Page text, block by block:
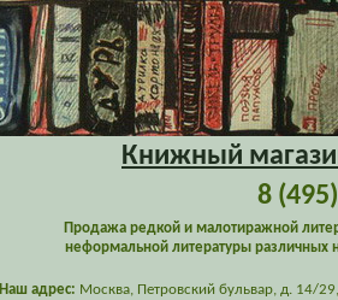
Книжный
8
Продажа редкой и малотиражной
неформальной литературы различных
Наш адрес: Москва, Петровский бульвар, д. 14/